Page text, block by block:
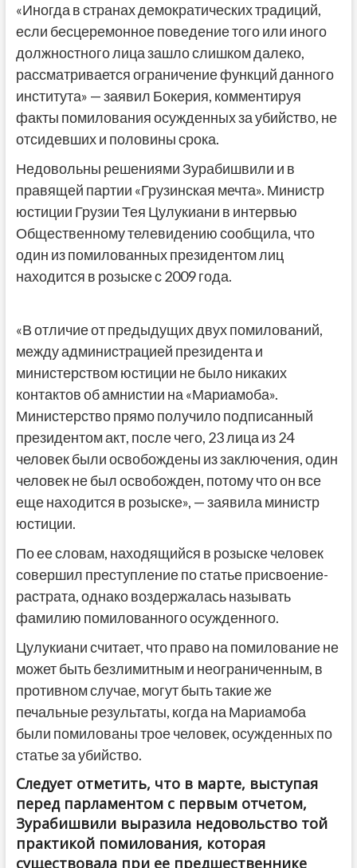
«Иногда в странах демократических традиций,
если бесцеремонное поведение того или иного
должностного лица зашло слишком далеко,
рассматривается ограничение функций данного
института» — заявил Бокерия, комментируя
факты помилования осужденных за убийство, не
отсидевших и половины срока.
Недовольны решениями Зурабишвили и в
правящей партии «Грузинская мечта». Министр
юстиции Грузии Тея Цулукиани в интервью
Общественному телевидению сообщила, что
один из помилованных президентом лиц
находится в розыске с 2009 года.
«В отличие от предыдущих двух помилований,
между администрацией президента и
министерством юстиции не было никаких
контактов об амнистии на «Мариамоба».
Министерство прямо получило подписанный
президентом акт, после чего, 23 лица из 24
человек были освобождены из заключения, один
человек не был освобожден, потому что он все
еще находится в розыске», — заявила министр
юстиции.
По ее словам, находящийся в розыске человек
совершил преступление по статье присвоение-
растрата, однако воздержалась называть
фамилию помилованного осужденного.
Цулукиани считает, что право на помилование не
может быть безлимитным и неограниченным, в
противном случае, могут быть такие же
печальные результаты, когда на Мариамоба
были помилованы трое человек, осужденных по
статье за убийство.
Следует отметить, что в марте, выступая
перед парламентом с первым отчетом,
Зурабишвили выразила недовольство той
практикой помилования, которая
существовала при ее предшественнике